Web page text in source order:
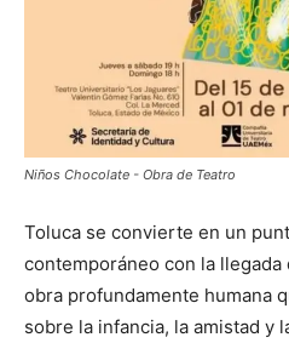
Niños Chocolate - Obra de Teatro
Toluca se convierte en un
contemporáneo con la llegada
obra profundamente humana
sobre la infancia, la amistad y